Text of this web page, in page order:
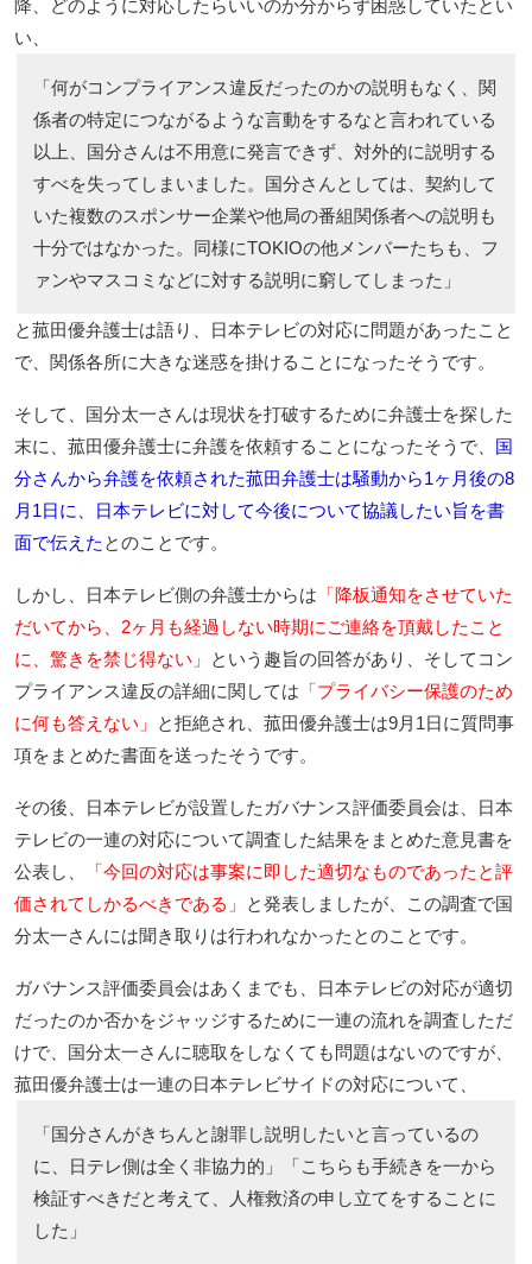
降、どのように対応したらいいのか分からず困惑していたとい
い、
「何がコンプライアンス違反だったのかの説明もなく、関
係者の特定につながるような言動をするなと言われている
以上、国分さんは不用意に発言できず、対外的に説明する
すべを失ってしまいました。国分さんとしては、契約して
いた複数のスポンサー企業や他局の番組関係者への説明も
十分ではなかった。同様にTOKIOの他メンバーたちも、フ
ァンやマスコミなどに対する説明に窮してしまった」
と菰田優弁護士は語り、日本テレビの対応に問題があったこと
で、関係各所に大きな迷惑を掛けることになったそうです。
そして、国分太一さんは現状を打破するために弁護士を探した
末に、菰田優弁護士に弁護を依頼することになったそうで、 国
分さんから弁護を依頼された菰田弁護士は騒動から1ヶ月後の8
月1日に、日本テレビに対して今後について協議したい旨を書
面で伝えた とのことです。
しかし、日本テレビ側の弁護士からは 「降板通知をさせていた
だいてから、2ヶ月も経過しない時期にご連絡を頂戴したこと
に、驚きを禁じ得ない」
という趣旨の回答があり、そしてコン
プライアンス違反の詳細に関しては 「プライバシー保護のため
に何も答えない」
と拒絶され、菰田優弁護士は9月1日に質問事
項をまとめた書面を送ったそうです。
その後、日本テレビが設置したガバナンス評価委員会は、日本
テレビの一連の対応について調査した結果をまとめた意見書を
公表し、
「今回の対応は事案に即した適切なものであったと評
価されてしかるべきである」
と発表しましたが、この調査で国
分太一さんには聞き取りは行われなかったとのことです。
ガバナンス評価委員会はあくまでも、日本テレビの対応が適切
だったのか否かをジャッジするために一連の流れを調査しただ
けで、国分太一さんに聴取をしなくても問題はないのですが、
菰田優弁護士は一連の日本テレビサイドの対応について、
「国分さんがきちんと謝罪し説明したいと言っているの
に、日テレ側は全く非協力的」「こちらも手続きを一から
検証すべきだと考えて、人権救済の申し立てをすることに
した」